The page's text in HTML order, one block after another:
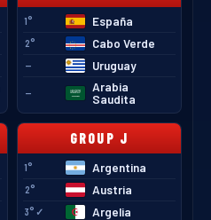
1° España
2° Cabo Verde
— Uruguay
—
Arabia
Saudita
GROUP J
1° Argentina
2° Austria
3°✓ Argelia